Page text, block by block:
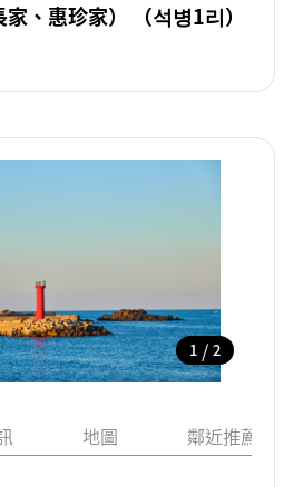
、惠珍家） （석병1리）
1 / 2
地圖 鄰近推薦景點